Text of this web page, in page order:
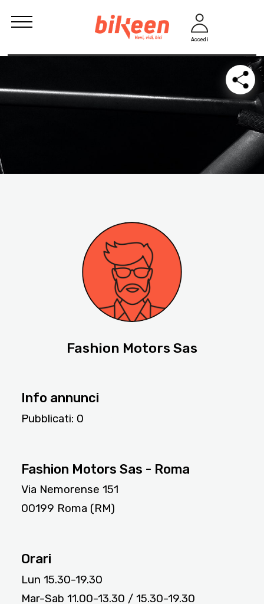
Accedi
Fashion Motors Sas
Info annunci
Pubblicati: 0
Fashion Motors Sas - Roma
Via Nemorense 151
00199 Roma (RM)
Orari
Lun 15.30-19.30
Mar-Sab 11.00-13.30 / 15.30-19.30